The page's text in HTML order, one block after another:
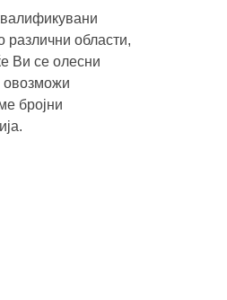
различни области,
Ви се олесни
овозможи
бројни